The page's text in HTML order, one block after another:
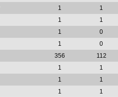
1
1
1
1
1
0
1
0
356
112
1
1
1
1
1
1